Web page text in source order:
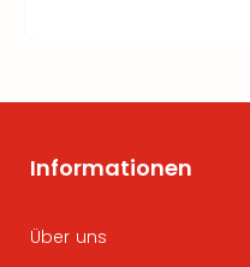
Informationen
Über uns